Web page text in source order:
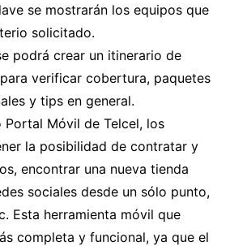
se mostrarán los equipos que
solicitado.
podrá crear un itinerario de
verificar cobertura, paquetes
y tips en general.
Portal Móvil de Telcel, los
la posibilidad de contratar y
encontrar una nueva tienda
sociales desde un sólo punto,
Esta herramienta móvil que
completa y funcional, ya que el